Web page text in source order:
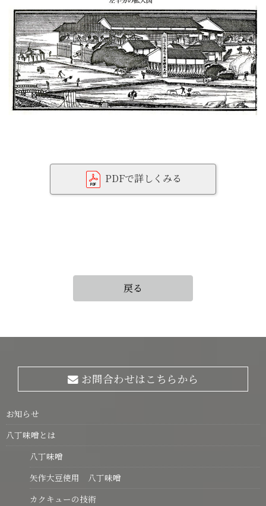
PDFで詳しくみる
戻る
お問合わせはこちらから
お知らせ
八丁味噌とは
八丁味噌
矢作大豆使用 八丁味噌
カクキューの技術